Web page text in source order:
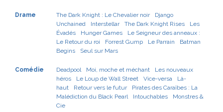
Drame The Dark Knight : Le Chevalier noir
Django
Unchained
Interstellar The Dark Knight Rises
Les
Évadés
Hunger Games
Le Seigneur des anneaux :
Le Retour du roi
Forrest Gump Le Parrain
Batman
Begins
Seul sur Mars
Comédie Deadpool Moi, moche et méchant
Les nouveaux
héros
Le Loup de Wall Street Vice-versa
Là-
haut
Retour vers le futur
Pirates des Caraïbes : La
Malédiction du Black Pearl
Intouchables
Monstres &
Cie